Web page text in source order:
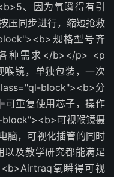
、因为氧瞬得有引
压同步进行，缩短抢救
规格型号齐
种需求</b></p> <p
镜，单独包装，一次
block"><b>分
可重复使用芯子，操作
可视喉镜摄
脑，可视化插管的同时
及教学研究都能满足
氧瞬得可视